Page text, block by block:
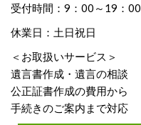
受付時間：9：00～19：00
休業日：土日祝日
＜お取扱いサービス＞
遺言書作成・遺言の相談
公正証書作成の費用から
手続きのご案内まで対応